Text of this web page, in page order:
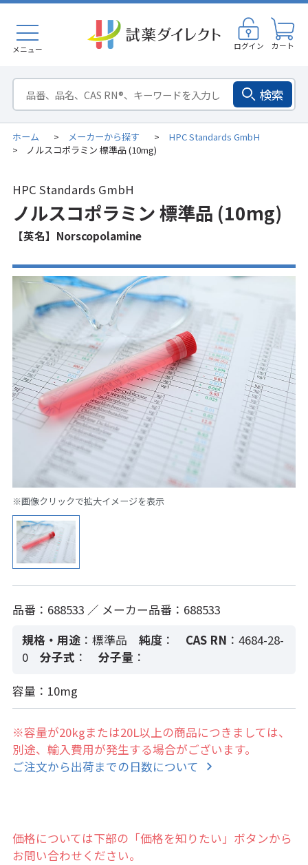
メニュー ログイン カート
検索
ホーム > メーカーから探す > HPC Standards GmbH
> ノルスコポラミン 標準品 (10mg)
HPC Standards GmbH
ノルスコポラミン 標準品 (10mg)
【英名】Norscopolamine
※画像クリックで拡大イメージを表示
品番：688533 ／ メーカー品番：688533
規格・用途 ：標準品 純度： CAS RN ：4684-28-
0
分子式 ： 分子量 ：
容量：10mg
※容量が20kgまたは20L以上の商品につきましては、
別途、輸入費用が発生する場合がございます。
ご注文から出荷までの日数について
価格については下部の「価格を知りたい」ボタンから
お問い合わせください。